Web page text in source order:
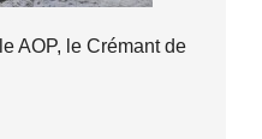
AOP, le Crémant de